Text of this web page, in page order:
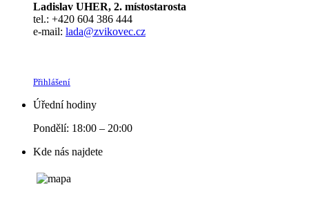
Ladislav UHER, 2. místostarosta
tel.: +420 604 386 444
e-mail: lada@zvikovec.cz
Přihlášení
Úřední hodiny
Pondělí: 18:00 – 20:00
Kde nás najdete